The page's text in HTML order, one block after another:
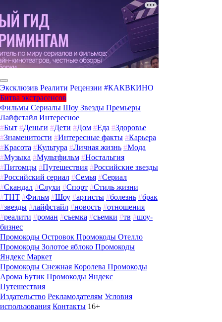
Эксклюзив Реалити Рецензии #КАКВКИНО
Битва экстрасенсов
Фильмы Сериалы Шоу Звезды Премьеры
Лайфстайл Интересное
#Быт #Деньги #Дети #Дом #Еда #Здоровье
#Знаменитости #Интересные факты #Карьера
#Красота #Культура #Личная жизнь #Мода
#Музыка #Мультфильм #Ностальгия
#Питомцы #Путешествия #Российские звезды
#Российский сериал #Семья #Сериал
#Скандал #Слухи #Спорт #Стиль жизни
#ТНТ #Фильм #Шоу #артисты #болезнь #брак
#звезды #лайфстайл #новость #отношения
#реалити #роман #съемка #съемки #тв #шоу-
бизнес
Промокоды Островок Промокоды Отелло
Промокоды Золотое яблоко Промокоды
Яндекс Маркет
Промокоды Снежная Королева Промокоды
Арома Бутик Промокоды Яндекс
Путешествия
Издательство Рекламодателям Условия
использования Контакты 16+